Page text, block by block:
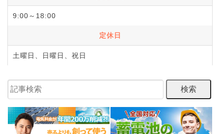
9:00～18:00
定休日
土曜日、日曜日、祝日